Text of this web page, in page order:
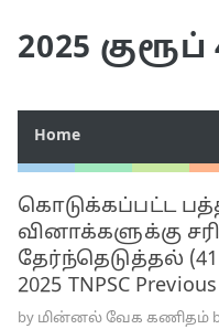
2025 குரூப்
Home
கொடுக்கப்பட்ட
வினாக்களுக்கு
தேர்ந்தெடுத்தல் (41
2025 TNPSC
by மின்னல் வேக கணிதம் by